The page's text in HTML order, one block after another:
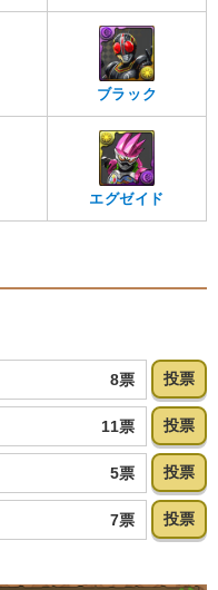
ブラック
エグゼイド
8票 投票
11票 投票
5票 投票
7票 投票